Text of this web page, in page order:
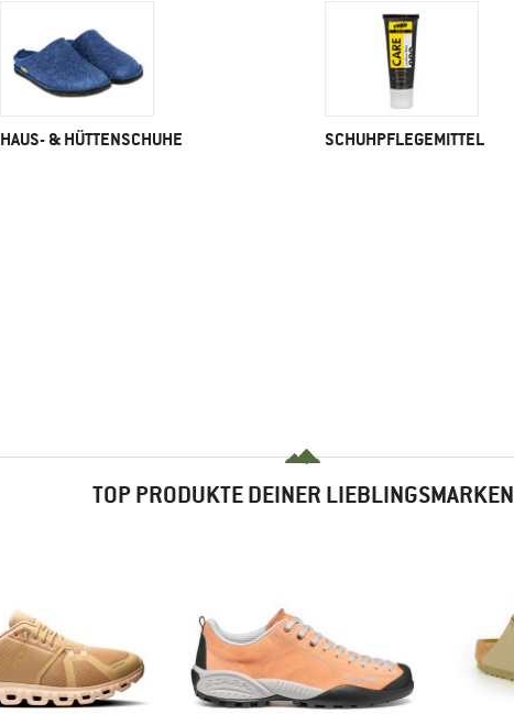
HAUS- & HÜTTENSCHUHE SCHUHPFLEGEMITTEL
TOP PRODUKTE DEINER LIEBLINGSMARKEN